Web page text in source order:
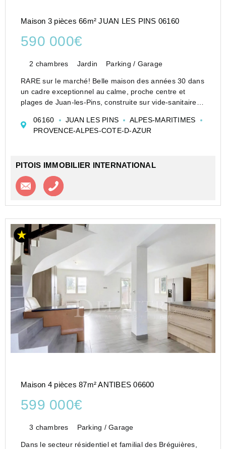
Maison 3 pièces 66m² JUAN LES PINS 06160
590 000€
2 chambres Jardin Parking / Garage
RARE sur le marché! Belle maison des années 30 dans
un cadre exceptionnel au calme, proche centre et
plages de Juan-les-Pins, construite sur vide-sanitaire.
cuisine ouverte sur le séjour, 2 belles terrasses...
06160 JUAN LES PINS
ALPES-MARITIMES
PROVENCE-ALPES-COTE-D-AZUR
PITOIS IMMOBILIER INTERNATIONAL
Contacter l'agence
Maison 4 pièces 87m² ANTIBES 06600
599 000€
3 chambres Parking / Garage
Dans le secteur résidentiel et familial des Bréguières,